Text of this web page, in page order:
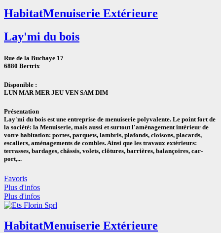
HabitatMenuiserie Extérieure
Lay'mi du bois
Rue de la Buchaye 17
6880 Bertrix
Disponible :
LUN MAR MER JEU VEN SAM DIM
Présentation
Lay'mi du bois est une entreprise de menuiserie polyvalente. Le point fort de
la société: la Menuiserie, mais aussi et surtout l'aménagement intérieur de
votre habitation: portes, parquets, lambris, plafonds, cloisons, placards,
escaliers, aménagements de combles. Ainsi que les travaux extérieurs:
terrasses, bardages, châssis, volets, clôtures, barrières, balançoires, car-
port,...
Favoris
Plus d'infos
Plus d'infos
HabitatMenuiserie Extérieure